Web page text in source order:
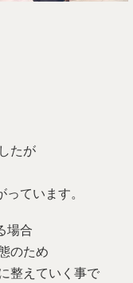
たが
ています。
場合
のため
整えていく事で